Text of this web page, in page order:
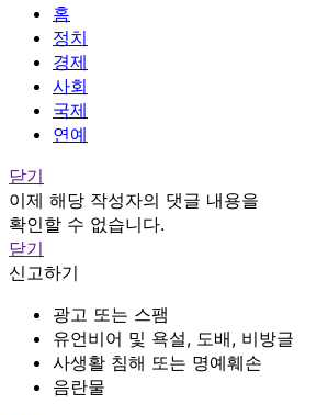
홈
정치
경제
사회
국제
연예
닫기
이제 해당 작성자의 댓글 내용을
확인할 수 없습니다.
닫기
신고하기
광고 또는 스팸
유언비어 및 욕설, 도배, 비방글
사생활 침해 또는 명예훼손
음란물